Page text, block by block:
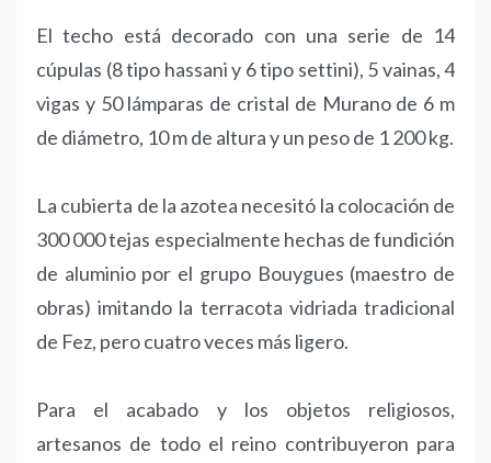
El techo está decorado con una serie de 14
cúpulas (8 tipo hassani y 6 tipo settini), 5 vainas, 4
vigas y 50 lámparas de cristal de Murano de 6 m
de diámetro, 10 m de altura y un peso de 1 200 kg.
La cubierta de la azotea necesitó la colocación de
300 000 tejas especialmente hechas de fundición
de aluminio por el grupo Bouygues (maestro de
obras) imitando la terracota vidriada tradicional
de Fez, pero cuatro veces más ligero.
Para el acabado y los objetos religiosos,
artesanos de todo el reino contribuyeron para